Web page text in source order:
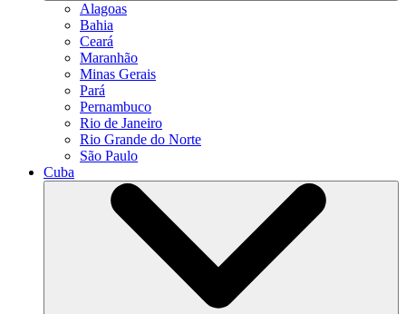
Alagoas
Bahia
Ceará
Maranhão
Minas Gerais
Pará
Pernambuco
Rio de Janeiro
Rio Grande do Norte
São Paulo
Cuba